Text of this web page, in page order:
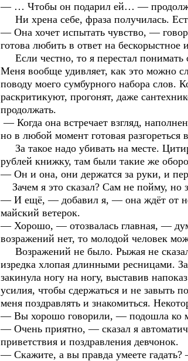
— … Чтобы он подарил ей… —
Ни хрена себе, фраза получилась.
— Она хочет испытать чувство, —
готова любить в ответ на
Если честно, то я перестал понимать
Меня вообще удивляет, как это можно
поводу моего сумбурного набора
раскритикуют, прогонят, даже
продолжать.
— Когда она встречает взгляд,
но в любой момент готовая
За такое надо убивать на месте.
рублей книжку, там были такие же
— Он и она, они держатся за руки, и
Зачем я это сказал? Сам не пойму, но
— И ещё, — добавил я, — она ждёт от
майский ветерок.
— Хорошо, — отозвалась главная, —
возражений нет, то молодой человек
Возражений не было. Рыжая не
изредка хлопая длинными ресницами.
закинула ногу на ногу, выставив
усилия, чтобы сдержаться и не завыть
меня поздравлять и знакомиться.
— Вы хорошо говорили, — подошла ко
— Очень приятно, — сказал я
приветствия и поздравления девчонок.
— Скажите, а вы правда умеете